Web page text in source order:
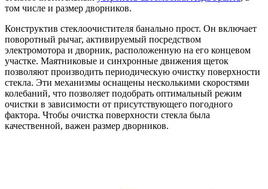
том числе и размер дворников.
Конструктив стеклоочистителя банально прост. Он включает
поворотный рычаг, активируемый посредством
электромотора и дворник, расположенную на его концевом
участке. Маятниковые и синхронные движения щеток
позволяют производить периодическую очистку поверхности
стекла. Эти механизмы оснащены несколькими скоростями
колебаний, что позволяет подобрать оптимальный режим
очистки в зависимости от присутствующего погодного
фактора. Чтобы очистка поверхности стекла была
качественной, важен размер дворников.